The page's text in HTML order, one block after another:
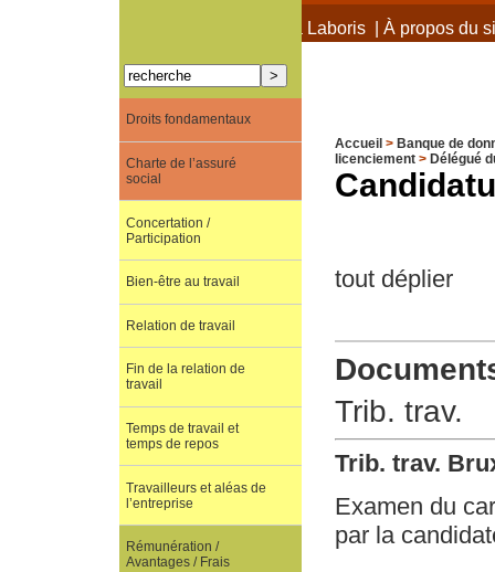
À propos de Terra Laboris| À propos du
Accueil > Banque de
licenciement> Délégué
tout déplier
Trib. trav.
Trib. trav.
Examen du
par la
Droits fondamentaux
Charte de l’assuré
social
Concertation /
Participation
Bien-être au travail
Relation de travail
Fin de la relation de
travail
Temps de travail et
temps de repos
Travailleurs et aléas de
l’entreprise
Rémunération /
Avantages / Frais